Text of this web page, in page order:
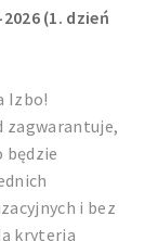
(1. dzień
Izbo!
zagwarantuje,
będzie
i bez
kryteria